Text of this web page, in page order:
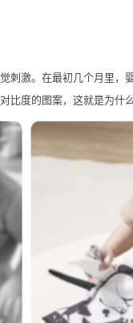
刺激。在最初几个月里
度的图案，这就是为什